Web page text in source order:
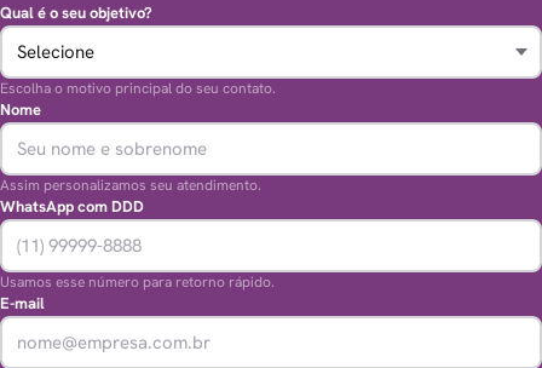
Qual é o seu objetivo?
Escolha o motivo principal do seu contato.
Nome
Assim personalizamos seu atendimento.
WhatsApp com DDD
Usamos esse número para retorno rápido.
E-mail